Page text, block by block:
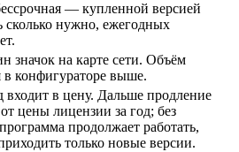
— купленной версией
сколько нужно, ежегодных
значок на карте сети. Объём
в конфигураторе выше.
в цену. Дальше продление
цены лицензии за год; без
продолжает работать,
только новые версии.